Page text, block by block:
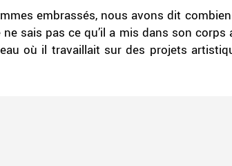
embrassés, nous avons dit
sais pas ce qu’il a mis dans son corps
où il travaillait sur des projets